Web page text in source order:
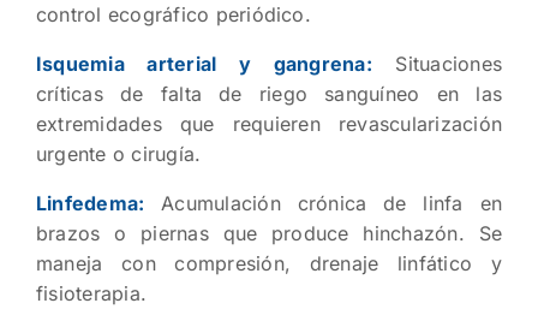
control ecográfico periódico.
Isquemia arterial y gangrena: Situaciones
críticas de falta de riego sanguíneo en las
extremidades que requieren revascularización
urgente o cirugía.
Linfedema: Acumulación crónica de linfa en
brazos o piernas que produce hinchazón. Se
maneja con compresión, drenaje linfático y
fisioterapia.